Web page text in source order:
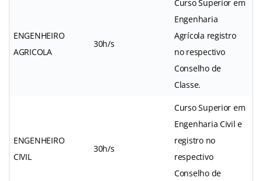
ENGENHEIRO
AGRICOLA
30h/s
Curso Superior em
Engenharia
Agrícola registro
no respectivo
Conselho de
Classe.
ENGENHEIRO
CIVIL
30h/s
Curso Superior em
Engenharia Civil e
registro no
respectivo
Conselho de